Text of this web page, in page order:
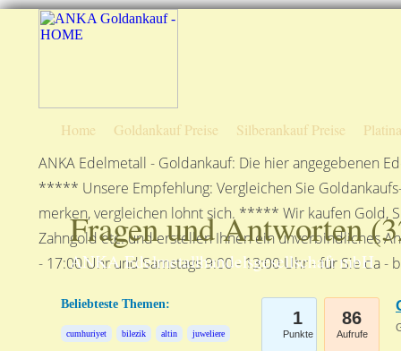
Home Goldankauf Preise Silberankauf Preise
ANKA Edelmetall - Goldankauf: Die hier angegebenen
***** Unsere Empfehlung: Vergleichen Sie
merken, vergleichen lohnt sich. ***** Wir kaufen Gold,
Zahngold etc. und erstellen Ihnen ein unverbindliches
- 17:00 Uhr und Samstags 9:00 - 13:00 Uhr - für Sie
Fragen und Antworten (
ANKA Edelmetallhandelsgesellschaft mbH
Beliebteste Themen:
cumhuriyet bilezik altin juweliere
1
Punkte
86
Aufrufe